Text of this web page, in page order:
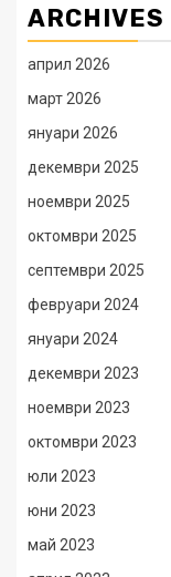
ARCHIVES
април 2026
март 2026
януари 2026
декември 2025
ноември 2025
октомври 2025
септември 2025
февруари 2024
януари 2024
декември 2023
ноември 2023
октомври 2023
юли 2023
юни 2023
май 2023